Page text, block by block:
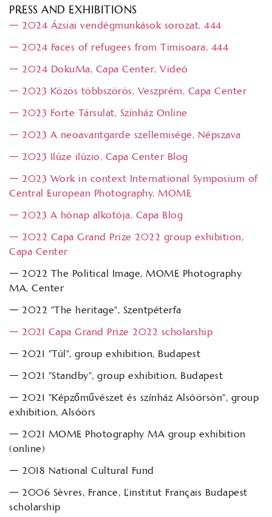
PRESS AND EXHIBITIONS
𑁋 2024 Ázsiai vendégmunkások sorozat, 444
𑁋 2024 Faces of refugees from Timisoara, 444
𑁋 2024 DokuMa, Capa Center, Videó
𑁋 2023 Közös többszörös, Veszprém, Capa Center
𑁋 2023 Forte Társulat, Színház Online
𑁋 2023 A neoavantgarde szellemisége, Népszava
𑁋 2023 Ilúze ilúzio, Capa Center Blog
𑁋 2023 Work in context International Symposium of
Central European Photography, MOME
𑁋 2023 A hónap alkotója, Capa Blog
𑁋 2022 Capa Grand Prize 2022 group exhibition,
Capa Center
𑁋 2022 The Political Image, MOME Photography
MA, Center
𑁋 2022 "The heritage", Szentpéterfa
𑁋 2021 Capa Grand Prize 2022 scholarship
𑁋 2021 "Túl", group exhibition, Budapest
𑁋 2021 "Standby", group exhibition, Budapest
𑁋 2021 "Képzőművészet és színház Alsóörsön", group
exhibition, Alsóörs
𑁋 2021 MOME Photography MA group exhibition
(online)
𑁋 2018 National Cultural Fund
𑁋 2006 Sèvres, France, L’institut Français Budapest
scholarship